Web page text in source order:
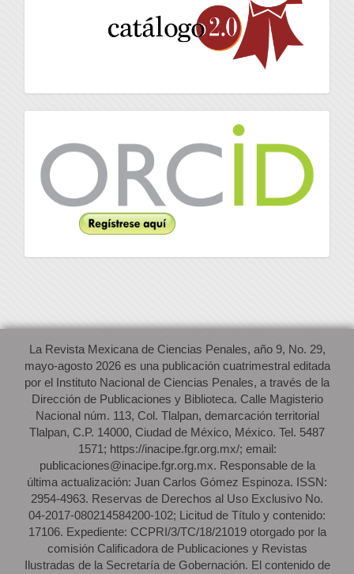
La Revista Mexicana de Ciencias Penales, año 9, No. 29,
mayo-agosto 2026 es una publicación cuatrimestral editada
por el Instituto Nacional de Ciencias Penales, a través de la
Dirección de Publicaciones y Biblioteca. Calle Magisterio
Nacional núm. 113, Col. Tlalpan, demarcación territorial
Tlalpan, C.P. 14000, Ciudad de México, México. Tel. 5487
1571; https://inacipe.fgr.org.mx/; email:
publicaciones@inacipe.fgr.org.mx. Responsable de la
última actualización: Juan Carlos Gómez Espinoza. ISSN:
2954-4963. Reservas de Derechos al Uso Exclusivo No.
04-2017-080214584200-102; Licitud de Título y contenido:
17106. Expediente: CCPRI/3/TC/18/21019 otorgado por la
comisión Calificadora de Publicaciones y Revistas
Ilustradas de la Secretaría de Gobernación. El contenido de